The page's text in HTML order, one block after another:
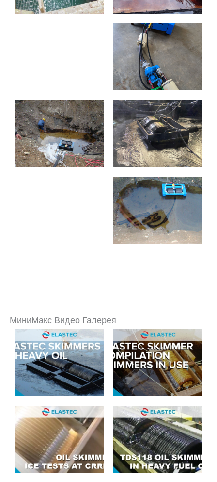
МиниМакс Видео Галерея